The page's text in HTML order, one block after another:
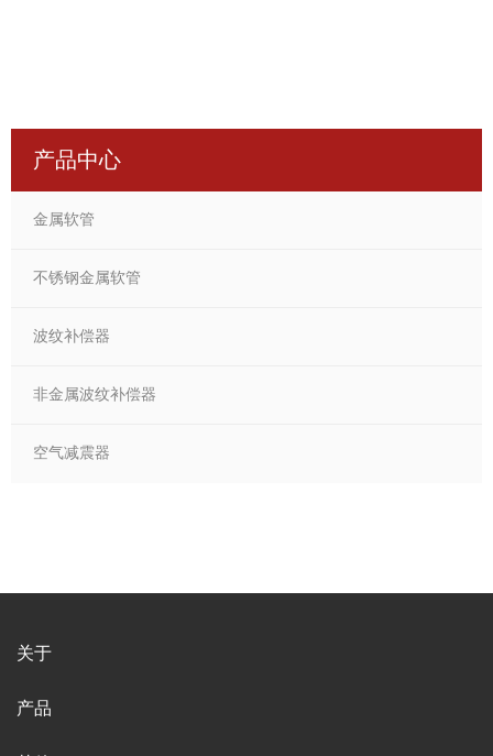
产品中心
金属软管
不锈钢金属软管
波纹补偿器
非金属波纹补偿器
空气减震器
关于
产品